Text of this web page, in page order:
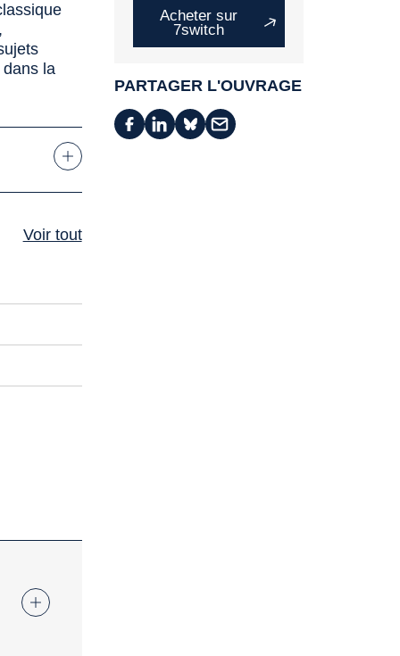
dans la
Voir tout
Acheter sur
7switch
PARTAGER L'OUVRAGE